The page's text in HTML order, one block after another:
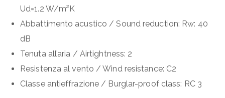
Ud=1.2 W/m²K
Abbattimento acustico / Sound reduction: Rw: 40
dB
Tenuta all’aria / Airtightness: 2
Resistenza al vento / Wind resistance: C2
Classe antieffrazione / Burglar-proof class: RC 3